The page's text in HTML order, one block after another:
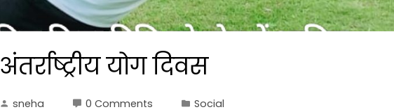
अंतर्राष्ट्रीय योग दिवस
sneha 0 Comments
Social